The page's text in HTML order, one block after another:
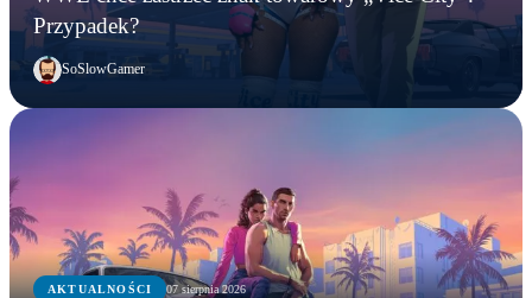
Przypadek?
SoSlowGamer
AKTUALNOŚCI 07 sierpnia 2026